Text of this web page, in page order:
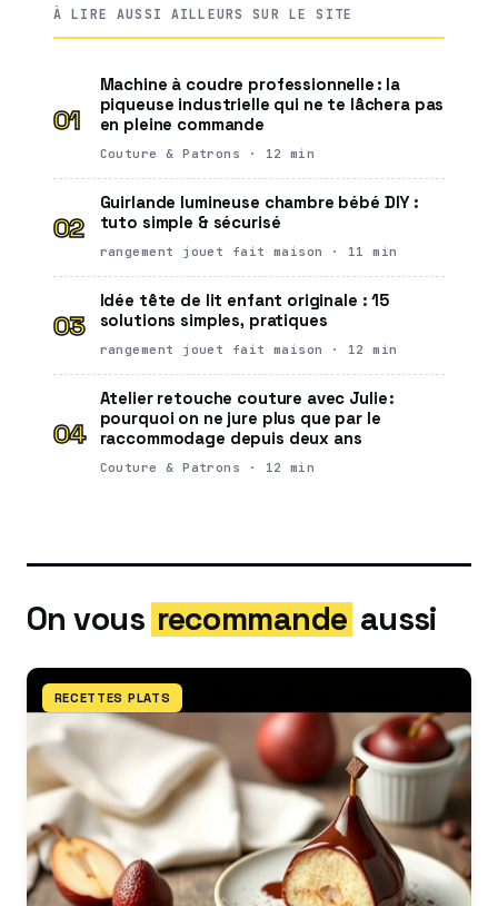
À LIRE AUSSI AILLEURS SUR LE SITE
01
Machine à coudre professionnelle : la
piqueuse industrielle qui ne te lâchera pas
en pleine commande
Couture & Patrons · 12 min
02
Guirlande lumineuse chambre bébé DIY :
tuto simple & sécurisé
rangement jouet fait maison · 11 min
03
Idée tête de lit enfant originale : 15
solutions simples, pratiques
rangement jouet fait maison · 12 min
04
Atelier retouche couture avec Julie :
pourquoi on ne jure plus que par le
raccommodage depuis deux ans
Couture & Patrons · 12 min
On vous recommande aussi
RECETTES PLATS